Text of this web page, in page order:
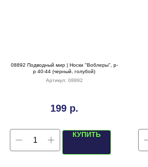
08892 Подводный мир | Носки "Воблеры", р-
р 40-44 (черный, голубой)
Артикул: 08892
199 р.
КУПИТЬ